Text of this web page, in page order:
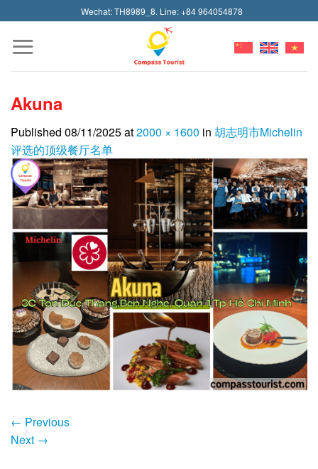
to
content
Wechat: TH8989_8. Line: +84 964054878
Akuna
Published 08/11/2025at2000 × 1600 in 胡志明市Michelin
评选的顶级餐厅名单
← Previous
Next →